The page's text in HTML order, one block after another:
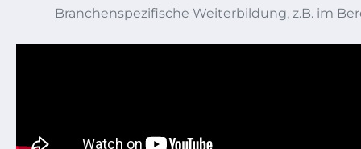
Branchenspezifische Weiterbildung, z.B. im